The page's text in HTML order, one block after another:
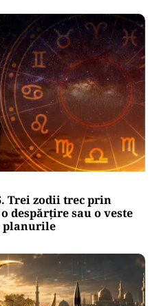
Trei zodii trec prin
despărțire sau o veste
planurile